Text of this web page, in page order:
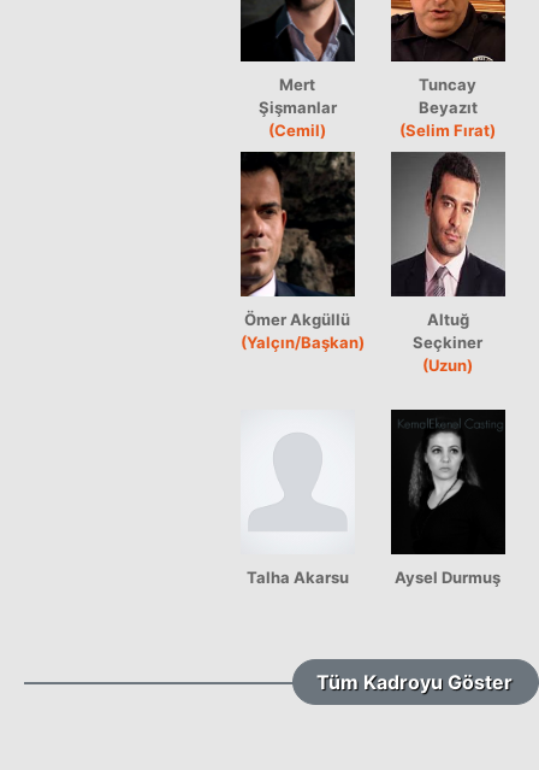
Mert
Şişmanlar
(Cemil)
Tuncay
Beyazıt
(Selim Fırat)
Ömer Akgüllü
(Yalçın/Başkan)
Altuğ
Seçkiner
(Uzun)
Talha Akarsu Aysel Durmuş
Tüm Kadroyu Göster